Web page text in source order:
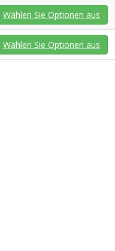
Wählen Sie Optionen aus
Wählen Sie Optionen aus